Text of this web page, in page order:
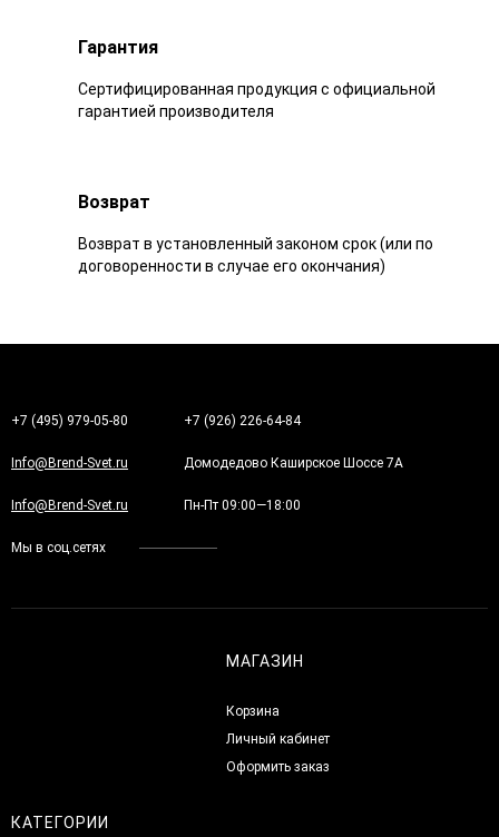
Гарантия
Сертифицированная продукция с официальной
гарантией производителя
Возврат
Возврат в установленный законом срок (или по
договоренности в случае его окончания)
+7 (495) 979-05-80 +7 (926) 226-64-84
Info@Brend-Svet.ru Домодедово Каширское Шоссе 7А
Info@Brend-Svet.ru Пн-Пт 09:00—18:00
Мы в соц.сетях
МАГАЗИН
Корзина
Личный кабинет
Оформить заказ
КАТЕГОРИИ